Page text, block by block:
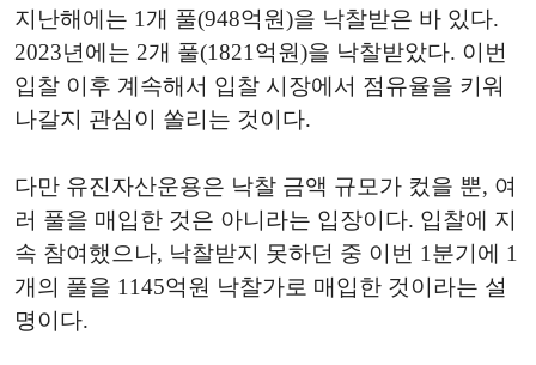
지난해에는 1개 풀(948억원)을 낙찰받은 바 있다.
2023년에는 2개 풀(1821억원)을 낙찰받았다. 이번
입찰 이후 계속해서 입찰 시장에서 점유율을 키워
나갈지 관심이 쏠리는 것이다.
다만 유진자산운용은 낙찰 금액 규모가 컸을 뿐, 여
러 풀을 매입한 것은 아니라는 입장이다. 입찰에 지
속 참여했으나, 낙찰받지 못하던 중 이번 1분기에 1
개의 풀을 1145억원 낙찰가로 매입한 것이라는 설
명이다.